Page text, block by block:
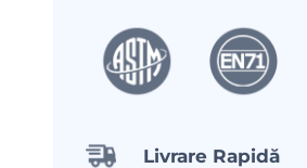
Livrare Rapidă